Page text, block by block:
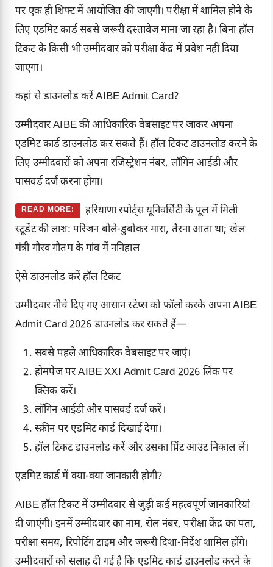
पर एक ही शिफ्ट में आयोजित की जाएगी। परीक्षा में शामिल होने के
लिए एडमिट कार्ड सबसे जरूरी दस्तावेज माना जा रहा है। बिना हॉल
टिकट के किसी भी उम्मीदवार को परीक्षा केंद्र में प्रवेश नहीं दिया
जाएगा।
कहां से डाउनलोड करें AIBE Admit Card?
उम्मीदवार AIBE की आधिकारिक वेबसाइट पर जाकर अपना
एडमिट कार्ड डाउनलोड कर सकते हैं। हॉल टिकट डाउनलोड करने के
लिए उम्मीदवारों को अपना रजिस्ट्रेशन नंबर, लॉगिन आईडी और
पासवर्ड दर्ज करना होगा।
READ MORE:
हरियाणा स्पोर्ट्स यूनिवर्सिटी के पूल में मिली
स्टूडेंट की लाश: परिजन बोले-डुबोकर मारा, तैरना आता था; खेल
मंत्री गौरव गौतम के गांव में ननिहाल
ऐसे डाउनलोड करें हॉल टिकट
उम्मीदवार नीचे दिए गए आसान स्टेप्स को फॉलो करके अपना AIBE
Admit Card 2026 डाउनलोड कर सकते हैं—
सबसे पहले आधिकारिक वेबसाइट पर जाएं।
होमपेज परAIBE XXI Admit Card 2026 लिंक पर
क्लिक करें।
लॉगिन आईडी और पासवर्ड दर्ज करें।
स्क्रीन पर एडमिट कार्ड दिखाई देगा।
हॉल टिकट डाउनलोड करें और उसका प्रिंट आउट निकाल लें।
एडमिट कार्ड में क्या-क्या जानकारी होगी?
AIBE हॉल टिकट में उम्मीदवार से जुड़ी कई महत्वपूर्ण जानकारियां
दी जाएंगी। इनमें उम्मीदवार का नाम, रोल नंबर, परीक्षा केंद्र का पता,
परीक्षा समय, रिपोर्टिंग टाइम और जरूरी दिशा-निर्देश शामिल होंगे।
उम्मीदवारों को सलाह दी गई है कि एडमिट कार्ड डाउनलोड करने के